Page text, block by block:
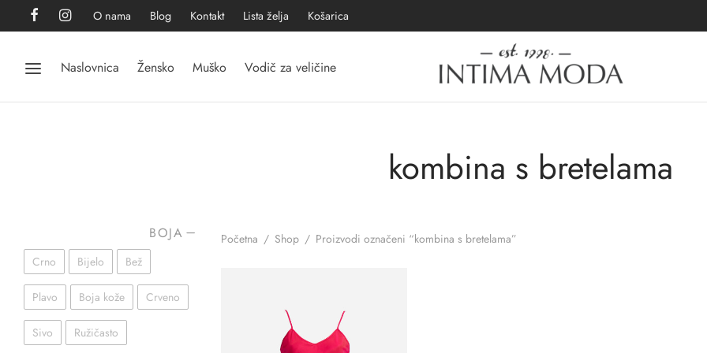
O nama Blog Kontakt Lista želja Košarica
Naslovnica Žensko Muško Vodič za veličine
kombina s bretelama
BOJA
Crno Bijelo Bež
Plavo Boja kože Crveno
Sivo Ružičasto
Početna / Shop / Proizvodi označeni “kombina s bretelama”